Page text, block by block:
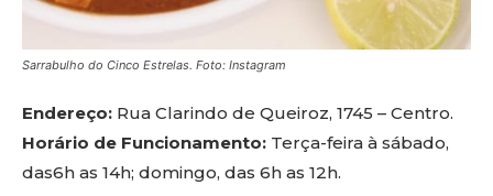
Sarrabulho do Cinco Estrelas. Foto: Instagram
Endereço: Rua Clarindo de Queiroz, 1745 – Centro.
Horário de Funcionamento: Terça-feira à sábado,
das6h as 14h; domingo, das 6h as 12h.